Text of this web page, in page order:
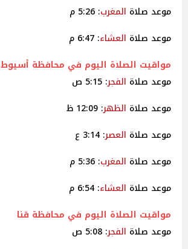
موعد صلاة المغرب: 5:26 م
موعد صلاة العشاء: 6:47 م
مواقيت الصلاة اليوم في محافظة أسيوط
موعد صلاة الفجر: 5:15 ص
موعد صلاة الظهر: 12:09 ظ
موعد صلاة العصر: 3:14 ع
موعد صلاة المغرب: 5:36 م
موعد صلاة العشاء: 6:54 م
مواقيت الصلاة اليوم في محافظة قنا
موعد صلاة الفجر: 5:08 ص